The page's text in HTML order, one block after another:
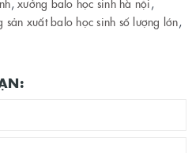
, xưởng balo học sinh hà nội,
sản xuất balo học sinh số lượng lớn,